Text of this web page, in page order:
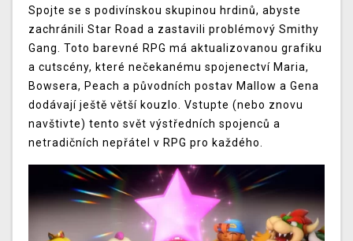
Spojte se s podivínskou skupinou hrdinů, abyste
zachránili Star Road a zastavili problémový Smithy
Gang. Toto barevné RPG má aktualizovanou grafiku
a cutscény, které nečekanému spojenectví Maria,
Bowsera, Peach a původních postav Mallow a Gena
dodávají ještě větší kouzlo. Vstupte (nebo znovu
navštivte) tento svět výstředních spojenců a
netradičních nepřátel v RPG pro každého.